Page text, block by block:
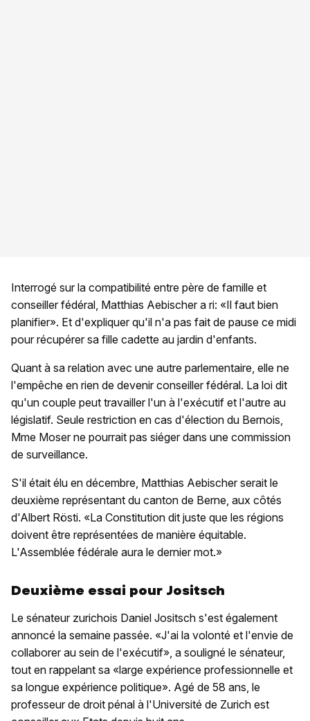
Interrogé sur la compatibilité entre père de famille et
conseiller fédéral, Matthias Aebischer a ri: «Il faut bien
planifier». Et d'expliquer qu'il n'a pas fait de pause ce midi
pour récupérer sa fille cadette au jardin d'enfants.
Quant à sa relation avec une autre parlementaire, elle ne
l'empêche en rien de devenir conseiller fédéral. La loi dit
qu'un couple peut travailler l'un à l'exécutif et l'autre au
législatif. Seule restriction en cas d'élection du Bernois,
Mme Moser ne pourrait pas siéger dans une commission
de surveillance.
S'il était élu en décembre, Matthias Aebischer serait le
deuxième représentant du canton de Berne, aux côtés
d'Albert Rösti. «La Constitution dit juste que les régions
doivent être représentées de manière équitable.
L'Assemblée fédérale aura le dernier mot.»
Deuxième essai pour Jositsch
Le sénateur zurichois Daniel Jositsch s'est également
annoncé la semaine passée. «J'ai la volonté et l'envie de
collaborer au sein de l'exécutif», a souligné le sénateur,
tout en rappelant sa «large expérience professionnelle et
sa longue expérience politique». Agé de 58 ans, le
professeur de droit pénal à l'Université de Zurich est